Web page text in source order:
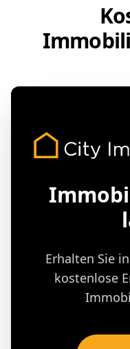
Erhalten Sie
kostenlose